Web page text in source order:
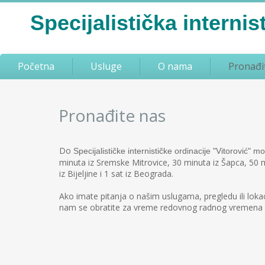
Početna Usluge O nama
Pronađite nas
Do Specijalističke internističke ordinacije "Vitorović" mo
minuta iz Sremske Mitrovice, 30 minuta iz Šapca, 50
iz Bijeljine i 1 sat iz Beograda.
Ako imate pitanja o našim uslugama, pregledu ili
nam se obratite za vreme redovnog radnog
Specijalistička